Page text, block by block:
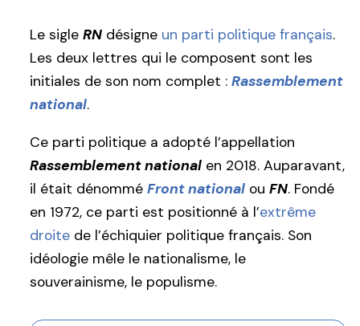
Le sigle RN désigne un parti politique français.
Les deux lettres qui le composent sont les
initiales de son nom complet : Rassemblement
national.
Ce parti politique a adopté l’appellation
Rassemblement national en 2018. Auparavant,
il était dénommé Front national ou FN. Fondé
en 1972, ce parti est positionné à l’extrême
droite de l’échiquier politique français. Son
idéologie mêle le nationalisme, le
souverainisme, le populisme.